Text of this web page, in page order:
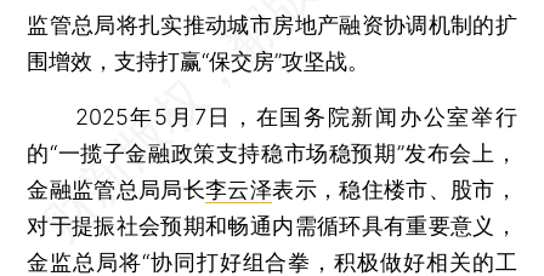
监管总局将扎实推动城市房地产融资协调机制的扩
围增效，支持打赢“保交房”攻坚战。
2025年5月7日，在国务院新闻办公室举行
的“一揽子金融政策支持稳市场稳预期”发布会上，
金融监管总局局长李云泽表示，稳住楼市、股市，
对于提振社会预期和畅通内需循环具有重要意义，
金监总局将“协同打好组合拳，积极做好相关的工